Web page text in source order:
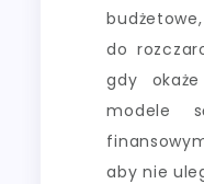
do
gdy
modele
aby nie